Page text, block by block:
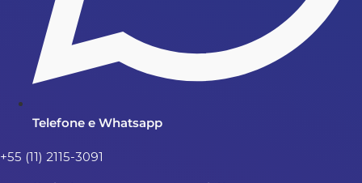
Telefone e Whatsapp
+55 (11) 2115-3091